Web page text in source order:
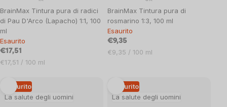
BrainMax Tintura pura di radici
di Pau D'Arco (Lapacho) 1:1, 100
ml
Esaurito
€17,51
Prezzo
€17,51 / 100 ml
BrainMax Tintura pura di
rosmarino 1:3, 100 ml
Esaurito
€9,35
Prezzo
€9,35 / 100 ml
La salute degli uomini
Esaurito
La salute degli uomini
Esaurito